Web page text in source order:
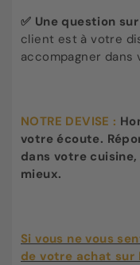
✅ Une question
client est à votre
accompagner dans
NOTRE DEVISE :
votre écoute.
dans votre
mieux.
Si vous ne vous
de votre achat sur